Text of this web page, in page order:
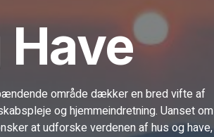
Have
område dækker en bred vifte af
og hjemmeindretning. Uanset om
at udforske verdenen af hus og have,